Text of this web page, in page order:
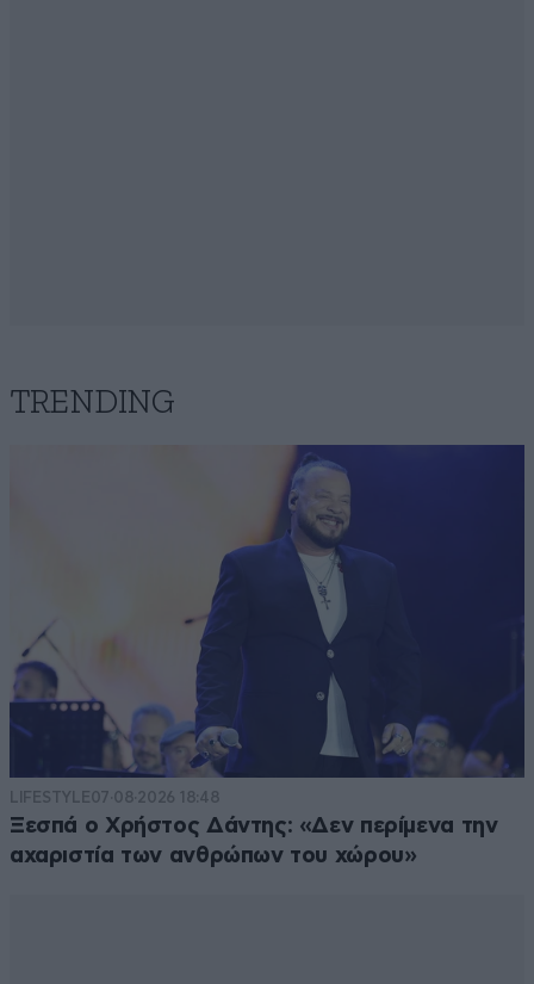
TRENDING
LIFESTYLE07·08·2026 18:48
Ξεσπά ο Χρήστος Δάντης: «Δεν περίμενα την
αχαριστία των ανθρώπων του χώρου»